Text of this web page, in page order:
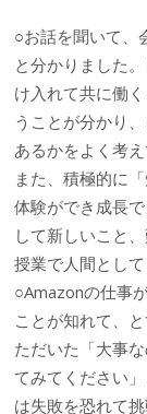
○お話を聞いて、
と分かりました
け入れて共に働
うことが分かり
あるかをよく考
また、積極的に
体験ができ成長
して新しいこと
授業で人間とし
○Amazonの仕事
ことが知れて、
ただいた「大事
てみてください
は失敗を恐れて